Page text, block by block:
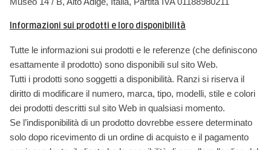
Informazioni sui prodotti e loro disponibilità
Tutte le informazioni sui prodotti e le referenze (che definiscono
esattamente il prodotto) sono disponibili sul sito Web.
Tutti i prodotti sono soggetti a disponibilità. Ranzi si riserva il
diritto di modificare il numero, marca, tipo, modelli, stile e colori
dei prodotti descritti sul sito Web in qualsiasi momento.
Se l’indisponibilità di un prodotto dovrebbe essere determinato
solo dopo ricevimento di un ordine di acquisto e il pagamento